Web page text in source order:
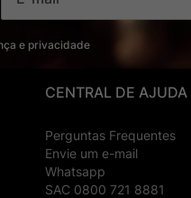
e privacidade
CENTRAL DE AJUDA
Perguntas Frequentes
Envie um e-mail
Whatsapp
SAC 0800 721 8881